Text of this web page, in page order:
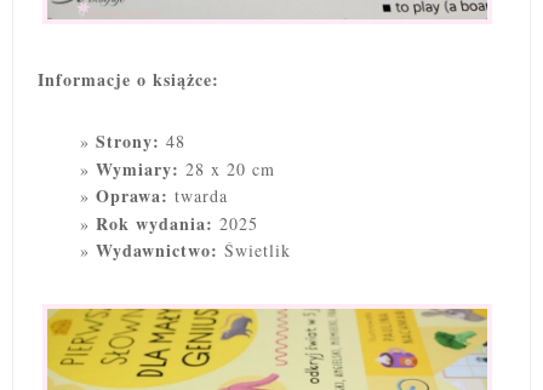
Informacje o książce:
Strony: 48
Wymiary: 28 x 20 cm
Oprawa: twarda
Rok wydania: 2025
Wydawnictwo: Świetlik